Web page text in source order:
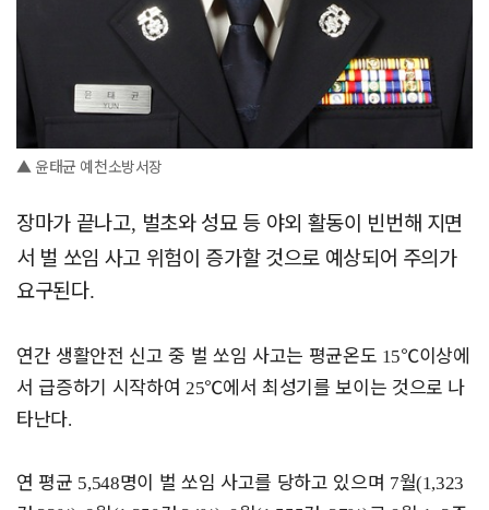
▲ 윤태균 예천소방서장
장마가 끝나고, 벌초와 성묘 등 야외 활동이 빈번해 지면
서 벌 쏘임 사고 위험이 증가할 것으로 예상되어 주의가
요구된다.
연간 생활안전 신고 중 벌 쏘임 사고는 평균온도 15℃이상에
서 급증하기 시작하여 25℃에서 최성기를 보이는 것으로 나
타난다.
연 평균 5,548명이 벌 쏘임 사고를 당하고 있으며 7월(1,323